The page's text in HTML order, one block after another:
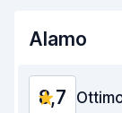
Alamo
8,7